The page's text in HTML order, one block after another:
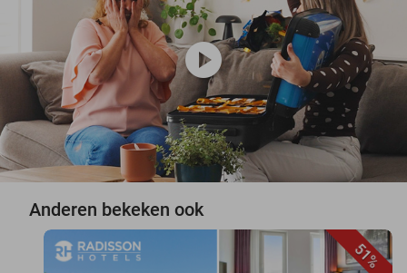
play_circle
Anderen bekeken ook
51%